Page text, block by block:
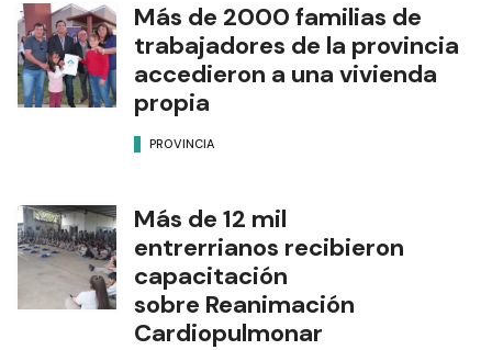
Más de 2000 familias de
trabajadores de la provincia
accedieron a una vivienda
propia
PROVINCIA
Más de 12 mil
entrerrianos recibieron
capacitación
sobre Reanimación
Cardiopulmonar